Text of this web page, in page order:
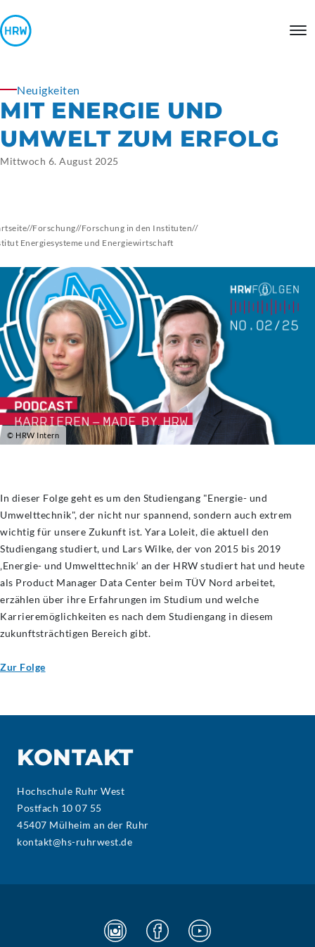
Neuigkeiten
MIT ENERGIE UND
UMWELT ZUM ERFOLG
Mittwoch 6. August 2025
//Forschung//Forschung in den Instituten//
Energiesysteme und Energiewirtschaft
© HRW Intern
In dieser Folge geht es um den Studiengang "Energie- und
Umwelttechnik", der nicht nur spannend, sondern auch extrem
wichtig für unsere Zukunft ist. Yara Loleit, die aktuell den
Studiengang studiert, und Lars Wilke, der von 2015 bis 2019
‚Energie- und Umwelttechnik‘ an der HRW studiert hat und heute
als Product Manager Data Center beim TÜV Nord arbeitet,
erzählen über ihre Erfahrungen im Studium und welche
Karrieremöglichkeiten es nach dem Studiengang in diesem
zukunftsträchtigen Bereich gibt.
Zur Folge
KONTAKT
Hochschule Ruhr West
Postfach 10 07 55
45407 Mülheim an der Ruhr
kontakt@hs-ruhrwest.de